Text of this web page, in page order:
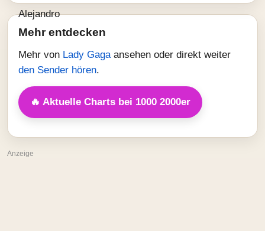
Mehr entdecken
Mehr von Lady Gaga ansehen oder direkt weiter
den Sender hören.
🔥 Aktuelle Charts bei 1000 2000er
Anzeige